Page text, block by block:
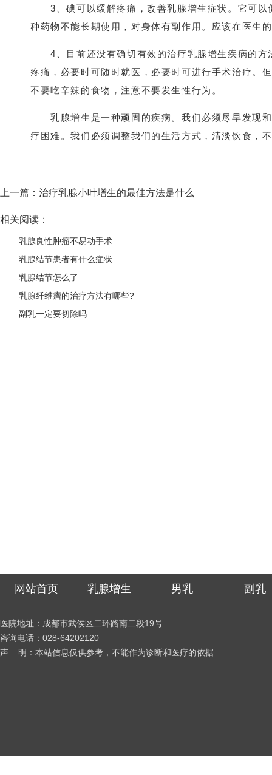
3、碘可以缓解疼痛，改善乳腺增生症状。它可以
种药物不能长期使用，对身体有副作用。应该在医生
4、目前还没有确切有效的治疗乳腺增生疾病的方
疼痛，必要时可随时就医，必要时可进行手术治疗。
不要吃辛辣的食物，注意不要发生性行为。
乳腺增生是一种顽固的疾病。我们必须尽早发现和
疗困难。我们必须调整我们的生活方式，清淡饮食，
上一篇： 治疗乳腺小叶增生的最佳方法是什么
相关阅读：
乳腺良性肿瘤不易动手术
乳腺结节患者有什么症状
乳腺结节怎么了
乳腺纤维瘤的治疗方法有哪些?
副乳一定要切除吗
网站首页 乳腺增生 男乳 副乳
医院地址：成都市武侯区二环路南二段19号
咨询电话：028-64202120
声 明：本站信息仅供参考，不能作为诊断和医疗的依据